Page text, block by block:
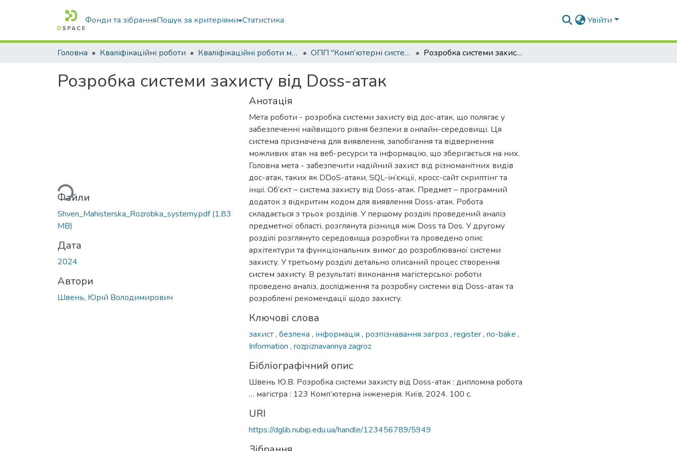
Фонди та зібранняПошук за критеріями Статистика Увійти
Головна Кваліфікаційні роботи Кваліфікаційні роботи магістрів ОПП "Комп’ютерні системи захисту інформації" Розробка системи захисту від Doss-атак
Розробка системи захисту від Doss-атак
Вантажиться...
Файли
Shven_Mahisterska_Rozrobka_systemy.pdf(1,83
MB)
Дата
2024
Автори
Швень, Юрій Володимирович
Анотація
Мета роботи - розробка системи захисту від дос-атак, що полягає у
забезпеченні найвищого рівня безпеки в онлайн-середовищі. Ця
система призначена для виявлення, запобігання та відвернення
можливих атак на веб-ресурси та інформацію, що зберігається на них.
Головна мета - забезпечити надійний захист від різноманітних видів
дос-атак, таких як DDoS-атаки, SQL-ін’єкції, кросс-сайт скриптінг та
інші. Об’єкт – система захисту від Doss-атак. Предмет – програмний
додаток з відкритим кодом для виявлення Doss-атак. Робота
складається з трьох розділів. У першому розділі проведений аналіз
предметної області, розглянута різниця між Doss та Dos. У другому
розділі розглянуто середовища розробки та проведено опис
архітектури та функціональних вимог до розроблюваної системи
захисту. У третьому розділі детально описаний процес створення
систем захисту. В результаті виконання магістерської роботи
проведено аналіз, дослідження та розробку системи від Doss-атак та
розроблені рекомендації щодо захисту.
Ключові слова
захист, безпека , інформація , розпізнавання загроз , register, no-bake ,
Information , rozpіznavannya zagroz
Бібліографічний опис
Швень Ю.В. Розробка системи захисту від Doss-атак : дипломна робота
… магістра : 123 Комп’ютерна інженерія. Київ, 2024. 100 с.
URI
https://dglib.nubip.edu.ua/handle/123456789/5949